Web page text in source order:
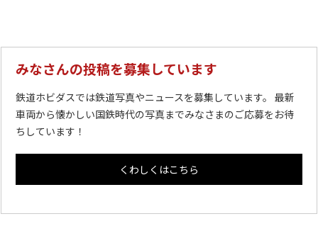
みなさんの投稿を募集しています
鉄道ホビダスでは鉄道写真やニュースを募集しています。 最新
車両から懐かしい国鉄時代の写真までみなさまのご応募をお待
ちしています！
くわしくはこちら